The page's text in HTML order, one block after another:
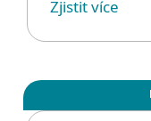
Zjistit více